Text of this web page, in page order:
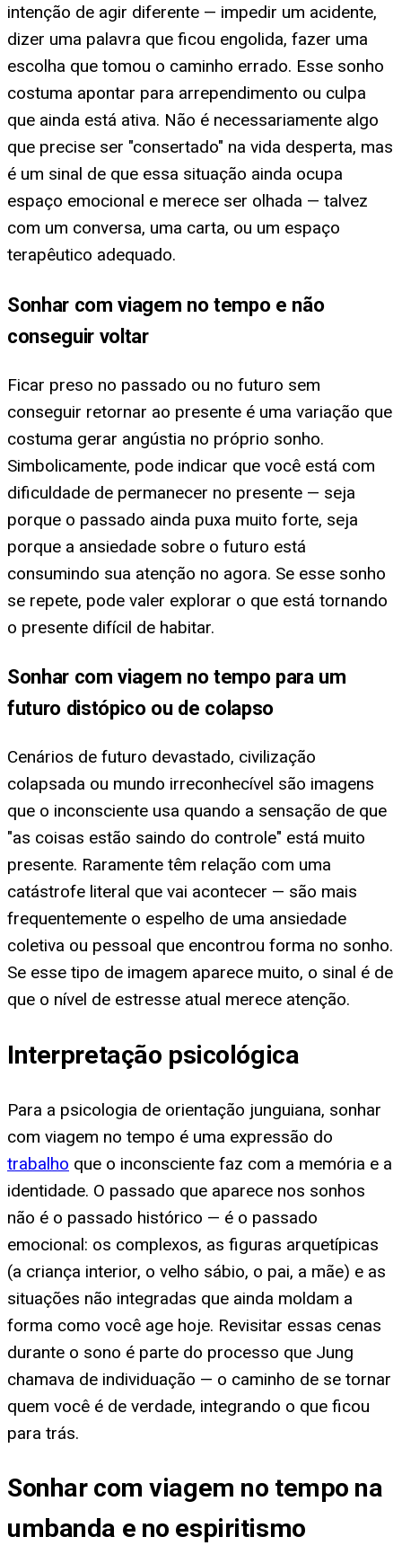
intenção de agir diferente — impedir um acidente,
dizer uma palavra que ficou engolida, fazer uma
escolha que tomou o caminho errado. Esse sonho
costuma apontar para arrependimento ou culpa
que ainda está ativa. Não é necessariamente algo
que precise ser "consertado" na vida desperta, mas
é um sinal de que essa situação ainda ocupa
espaço emocional e merece ser olhada — talvez
com um conversa, uma carta, ou um espaço
terapêutico adequado.
Sonhar com viagem no tempo e não
conseguir voltar
Ficar preso no passado ou no futuro sem
conseguir retornar ao presente é uma variação que
costuma gerar angústia no próprio sonho.
Simbolicamente, pode indicar que você está com
dificuldade de permanecer no presente — seja
porque o passado ainda puxa muito forte, seja
porque a ansiedade sobre o futuro está
consumindo sua atenção no agora. Se esse sonho
se repete, pode valer explorar o que está tornando
o presente difícil de habitar.
Sonhar com viagem no tempo para um
futuro distópico ou de colapso
Cenários de futuro devastado, civilização
colapsada ou mundo irreconhecível são imagens
que o inconsciente usa quando a sensação de que
"as coisas estão saindo do controle" está muito
presente. Raramente têm relação com uma
catástrofe literal que vai acontecer — são mais
frequentemente o espelho de uma ansiedade
coletiva ou pessoal que encontrou forma no sonho.
Se esse tipo de imagem aparece muito, o sinal é de
que o nível de estresse atual merece atenção.
Interpretação psicológica
Para a psicologia de orientação junguiana, sonhar
com viagem no tempo é uma expressão do
trabalho que o inconsciente faz com a memória e a
identidade. O passado que aparece nos sonhos
não é o passado histórico — é o passado
emocional: os complexos, as figuras arquetípicas
(a criança interior, o velho sábio, o pai, a mãe) e as
situações não integradas que ainda moldam a
forma como você age hoje. Revisitar essas cenas
durante o sono é parte do processo que Jung
chamava de individuação — o caminho de se tornar
quem você é de verdade, integrando o que ficou
para trás.
Sonhar com viagem no tempo na
umbanda e no espiritismo